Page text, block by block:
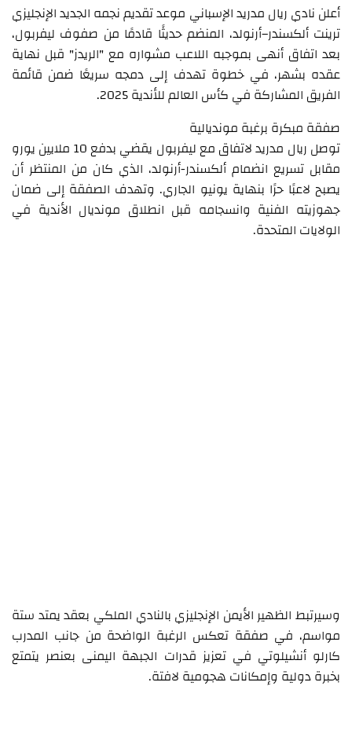
أعلن نادي ريال مدريد الإسباني موعد تقديم نجمه الجديد الإنجليزي
ترينت ألكسندر–أرنولد، المنضم حديثًا قادمًا من صفوف ليفربول،
بعد اتفاق أنهى بموجبه اللاعب مشواره مع "الريدز" قبل نهاية
عقده بشهر، في خطوة تهدف إلى دمجه سريعًا ضمن قائمة
الفريق المشاركة في كأس العالم للأندية 2025.
صفقة مبكرة برغبة مونديالية
توصل ريال مدريد لاتفاق مع ليفربول يقضي بدفع 10 ملايين يورو
مقابل تسريع انضمام ألكسندر-أرنولد، الذي كان من المنتظر أن
يصبح لاعبًا حرًا بنهاية يونيو الجاري. وتهدف الصفقة إلى ضمان
جهوزيته الفنية وانسجامه قبل انطلاق مونديال الأندية في
الولايات المتحدة.
وسيرتبط الظهير الأيمن الإنجليزي بالنادي الملكي بعقد يمتد ستة
مواسم، في صفقة تعكس الرغبة الواضحة من جانب المدرب
كارلو أنشيلوتي في تعزيز قدرات الجبهة اليمنى بعنصر يتمتع
بخبرة دولية وإمكانات هجومية لافتة.